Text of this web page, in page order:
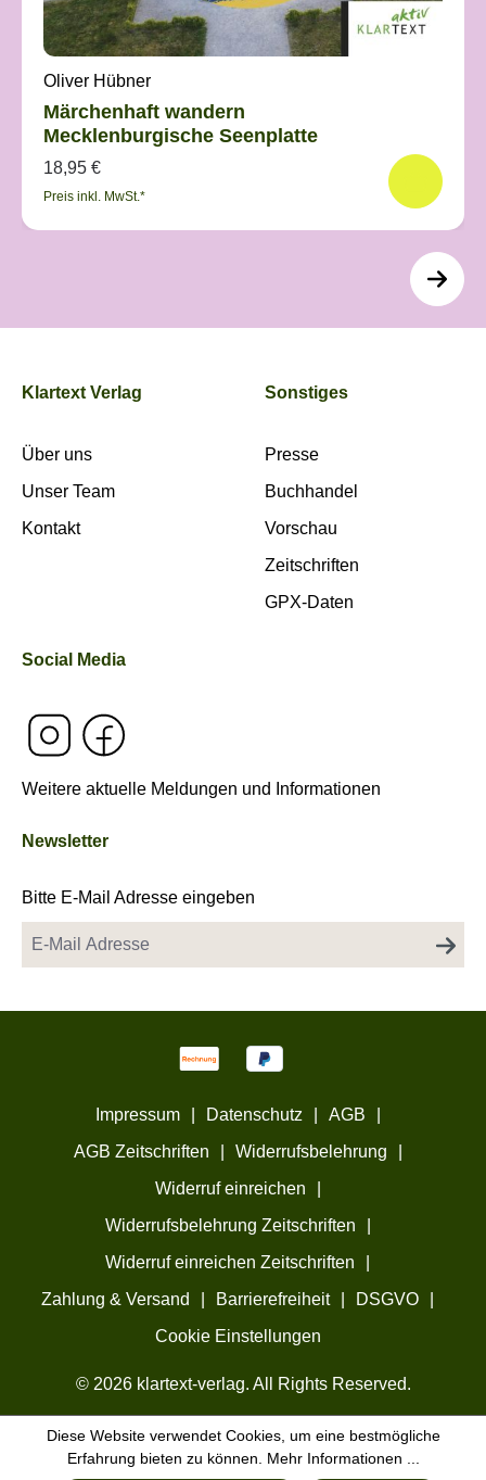
Oliver Hübner
Märchenhaft wandern
Mecklenburgische Seenplatte
18,95 €
Preis inkl. MwSt.*
Klartext Verlag
Über uns
Unser Team
Kontakt
Sonstiges
Presse
Buchhandel
Vorschau
Zeitschriften
GPX-Daten
Social Media
Weitere aktuelle Meldungen und Informationen
Newsletter
Bitte E-Mail Adresse eingeben
© 2026 klartext-verlag. All Rights Reserved.
Impressum Datenschutz AGB
AGB Zeitschriften
Widerrufsbelehrung
Widerruf einreichen
Widerrufsbelehrung Zeitschriften
Widerruf einreichen Zeitschriften
Zahlung & Versand
Barrierefreiheit DSGVO
Cookie Einstellungen
Diese Website verwendet Cookies, um eine bestmögliche
Erfahrung bieten zu können. Mehr Informationen ...